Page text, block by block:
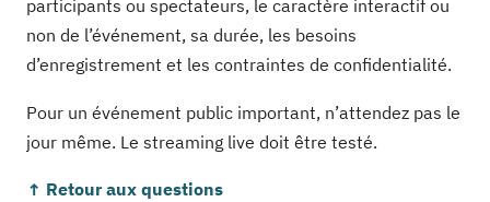
participants ou spectateurs, le caractère interactif ou
non de l’événement, sa durée, les besoins
d’enregistrement et les contraintes de confidentialité.
Pour un événement public important, n’attendez pas le
jour même. Le streaming live doit être testé.
↑ Retour aux questions